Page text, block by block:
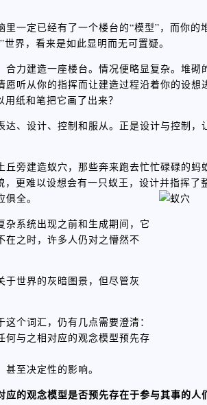
一定已经有了一个楼台的“模型”，而你的
界，看来是如此显明而无可置疑。
力建造一座楼台。情况便略显复杂。堆砌
听从你的指挥而让建造过程沿着你的设想
纸和笔把它画了出来？
、设计、控制和服从。正是设计与控制，
旁建造蚁穴，那些奔来跑去忙忙碌碌的蚂
更难以设想会有一只蚁王，设计并指挥了
全。
系统出现之前和生成期间，它
在之时，许多人仍对之懵然不
世界的灰暗图景，但尽管灰
个词汇，仍有几点需要澄清：
何与之相对应的观念模型预先存
至决定性的影响。
的观念模型是否预先存在于参与其事的人